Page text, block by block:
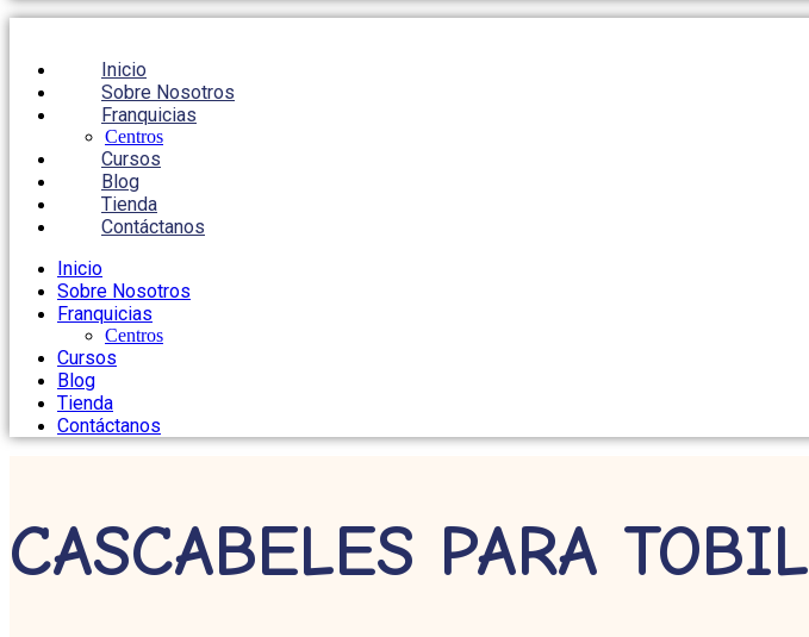
Inicio
Sobre Nosotros
Franquicias
Centros
Cursos
Blog
Tienda
Contáctanos
Inicio
Sobre Nosotros
Franquicias
Centros
Cursos
Blog
Tienda
Contáctanos
CASCABELES PARA